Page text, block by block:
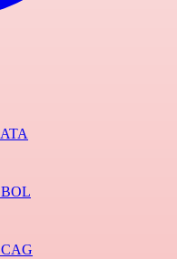
ATA
BOL
CAG